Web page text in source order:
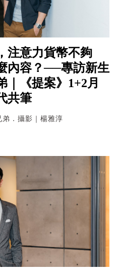
注意力貨幣不夠
內容？──專訪新生
｜《提案》1+2月
共筆
．攝影｜楊雅淳